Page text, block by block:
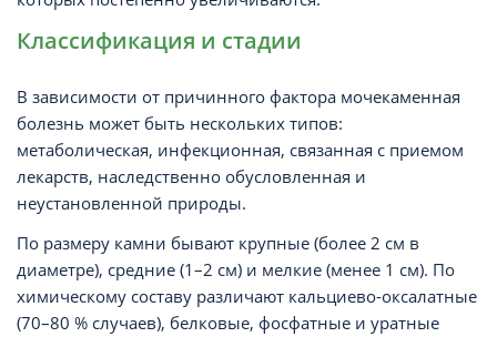
Классификация и стадии
В зависимости от причинного фактора мочекаменная
болезнь может быть нескольких типов:
метаболическая, инфекционная, связанная с приемом
лекарств, наследственно обусловленная и
неустановленной природы.
По размеру камни бывают крупные (более 2 см в
диаметре), средние (1–2 см) и мелкие (менее 1 см). По
химическому составу различают кальциево-оксалатные
(70–80 % случаев), белковые, фосфатные и уратные